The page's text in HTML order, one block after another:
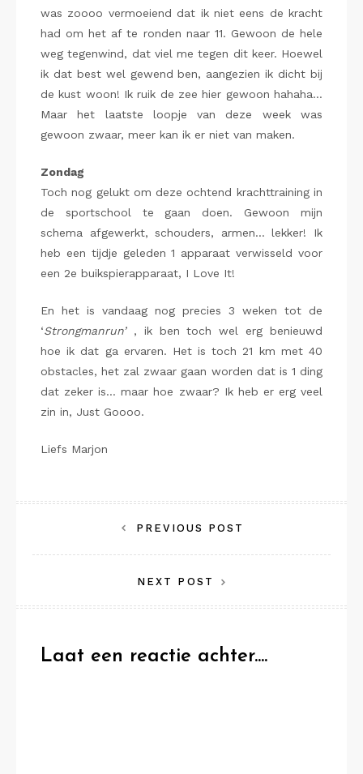
was zoooo vermoeiend dat ik niet eens de kracht
had om het af te ronden naar 11. Gewoon de hele
weg tegenwind, dat viel me tegen dit keer. Hoewel
ik dat best wel gewend ben, aangezien ik dicht bij
de kust woon! Ik ruik de zee hier gewoon hahaha…
Maar het laatste loopje van deze week was
gewoon zwaar, meer kan ik er niet van maken.
Zondag
Toch nog gelukt om deze ochtend krachttraining in
de sportschool te gaan doen. Gewoon mijn
schema afgewerkt, schouders, armen… lekker! Ik
heb een tijdje geleden 1 apparaat verwisseld voor
een 2e buikspierapparaat, I Love It!
En het is vandaag nog precies 3 weken tot de
‘Strongmanrun’ , ik ben toch wel erg benieuwd
hoe ik dat ga ervaren. Het is toch 21 km met 40
obstacles, het zal zwaar gaan worden dat is 1 ding
dat zeker is… maar hoe zwaar? Ik heb er erg veel
zin in, Just Goooo.
Liefs Marjon
navigatie
PREVIOUS POST
NEXT POST
Laat een reactie achter....